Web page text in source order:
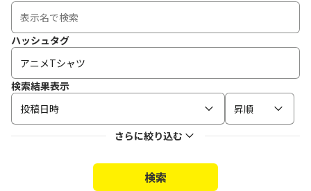
ハッシュタグ
検索結果表示
投稿日時
昇順
さらに絞り込む
検索